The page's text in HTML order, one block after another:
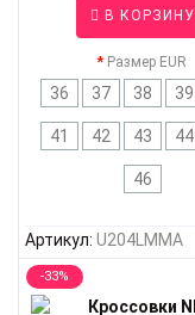
В КОРЗИНУ
Размер EUR
36 37 38 39
41 42 43 44
46
Артикул: U204LMMA
-33%